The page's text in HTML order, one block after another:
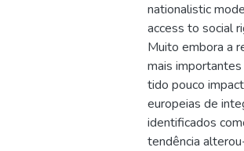
nationalistic
access to social
Muito embora a
mais
tido pouco
europeias de
identificados
tendência